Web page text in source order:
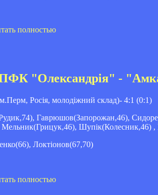
полностью
"Олександрія" -
Росія, молодіжний склад)- 4:1 (0:1)
Гаврюшов(Запорожан,46),
Шупік(Колесник,46)
Локтіонов(67,70)
полностью